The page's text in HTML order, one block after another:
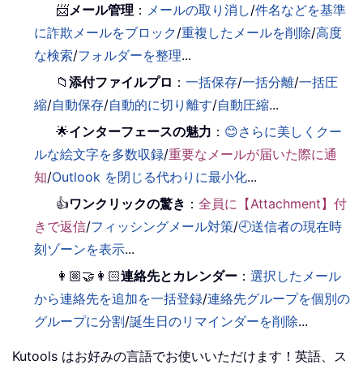
📨メール管理 ： メールの取り消し/件名などを基準
に詐欺メールをブロック/重複したメールを削除/高度
な検索/フォルダーを整理...
📁添付ファイルプロ ：一括保存/一括分離/一括圧
縮/自動保存/自動的に切り離す/自動圧縮...
🌟インターフェースの魅力 ： 😊さらに美しくクー
ルな絵文字を多数収録/重要なメールが届いた際に通
知/Outlook を閉じる代わりに最小化...
👍ワンクリックの驚き ：全員に【Attachment】付
きで返信/フィッシングメール対策/🕘送信者の現在時
刻ゾーンを表示...
👩🏼‍🤝‍👩🏻連絡先とカレンダー ：選択したメール
から連絡先を追加を一括登録/連絡先グループを個別の
グループに分割/誕生日のリマインダーを削除...
Kutools はお好みの言語でお使いいただけます！英語、ス